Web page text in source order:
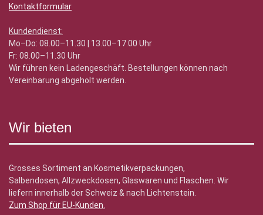
Kontaktformular
Kundendienst:
Mo–Do: 08.00–11.30 | 13.00–17.00 Uhr
Fr: 08.00–11.30 Uhr
Wir führen kein Ladengeschäft. Bestellungen können nach
Vereinbarung abgeholt werden.
Wir bieten
Grosses Sortiment an Kosmetikverpackungen,
Salbendosen, Allzweckdosen, Glaswaren und Flaschen. Wir
liefern innerhalb der Schweiz & nach Lichtenstein.
Zum Shop für EU-Kunden.